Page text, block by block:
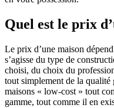
Quel est le prix
Le prix d’une maison
s’agisse du type de
choisi, du choix du
tout simplement de la qualité
maisons « low-cost » tout
gamme, tout comme il en